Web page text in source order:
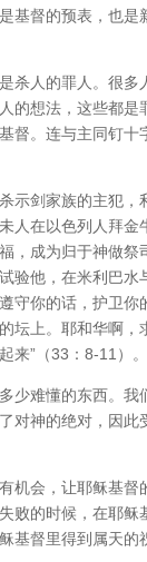
基督的预表，也
杀人的罪人。很
的想法，这些都
督。连与主同钉十
示剑家族的主犯
人在以色列人拜金
，成为归于神做
验他，在米利巴
守你的话，护卫
坛上。耶和华啊
来”（33：8-11）。
少难懂的东西。
对神的绝对，因此
机会，让耶稣基
败的时候，在耶
基督里得到属天的